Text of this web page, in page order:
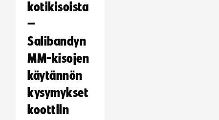
kotikisoista
–
Salibandyn
MM-kisojen
käytännön
kysymykset
koottiin